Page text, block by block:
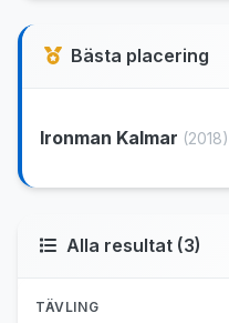
Bästa placering
Ironman Kalmar (2018)
Alla resultat (3)
TÄVLING